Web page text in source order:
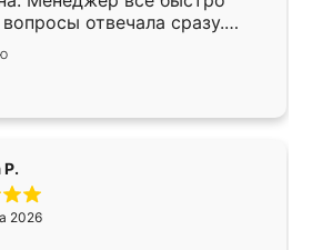
отвечала сразу.
в субботу, подошёл к
Собрали
работали аккуратно, даже
Р.
2026